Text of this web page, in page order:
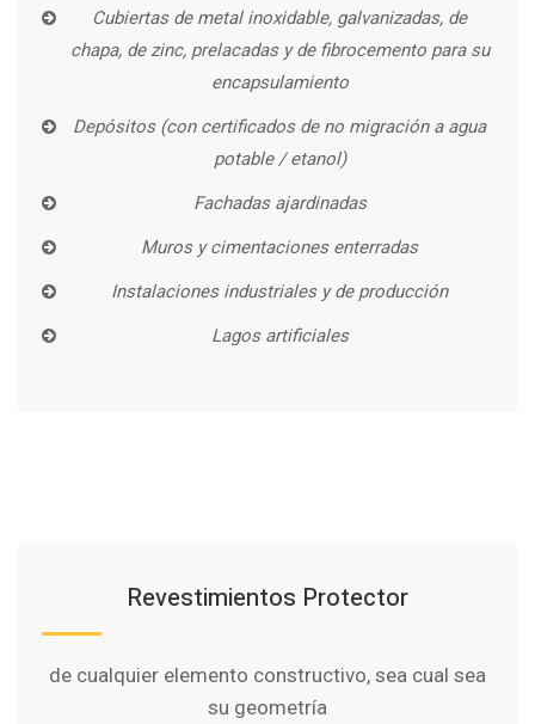
Cubiertas de metal inoxidable, galvanizadas, de
chapa, de zinc, prelacadas y de fibrocemento para su
encapsulamiento
Depósitos (con certificados de no migración a agua
potable / etanol)
Fachadas ajardinadas
Muros y cimentaciones enterradas
Instalaciones industriales y de producción
Lagos artificiales
Revestimientos Protector
de cualquier elemento constructivo, sea cual sea
su geometría